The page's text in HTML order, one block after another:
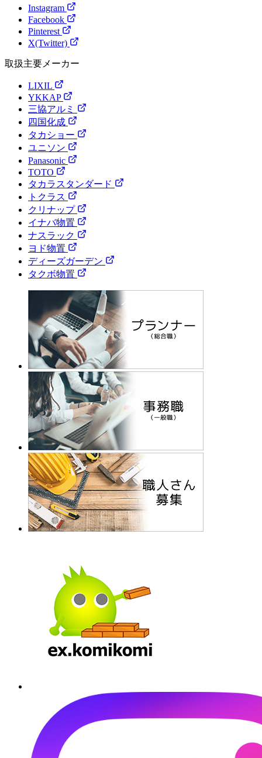
Instagram
Facebook
Pinterest
X(Twitter)
取扱主要メーカー
LIXIL
YKKAP
三協アルミ
四国化成
タカショー
ユニソン
Panasonic
TOTO
タカラスタンダード
トクラス
クリナップ
イナバ物置
ナスラック
ヨド物置
ディーズガーデン
タクボ物置